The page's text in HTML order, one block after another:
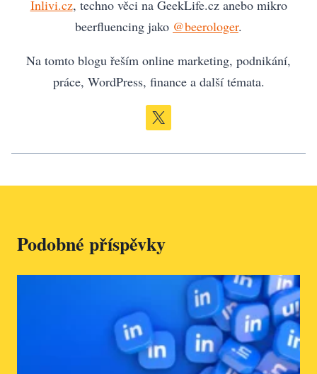
Inlivi.cz, techno věci na GeekLife.cz anebo mikro
beerfluencing jako @beerologer.
Na tomto blogu řeším online marketing, podnikání,
práce, WordPress, finance a další témata.
Podobné příspěvky